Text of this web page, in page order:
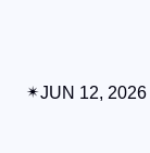
✴︎JUN 12, 2026